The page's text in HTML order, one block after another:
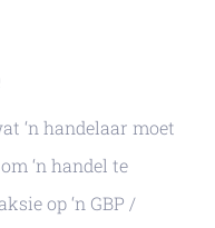
‘n handelaar moet
‘n handel te
op ‘n GBP /